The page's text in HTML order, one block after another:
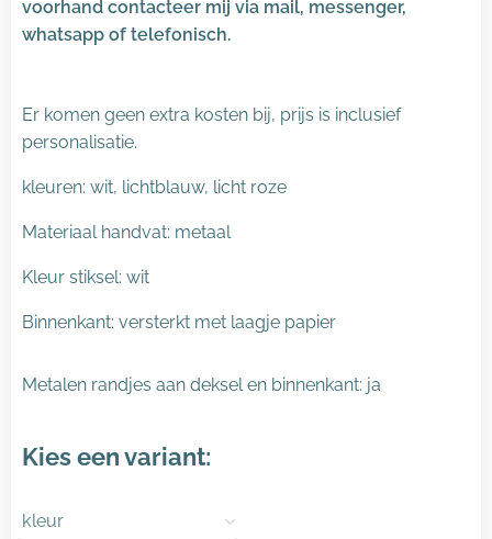
voorhand contacteer mij via mail, messenger,
whatsapp of telefonisch.
Er komen geen extra kosten bij, prijs is inclusief
personalisatie.
kleuren: wit, lichtblauw, licht roze
Materiaal handvat: metaal
Kleur stiksel: wit
Binnenkant: versterkt met laagje papier
Metalen randjes aan deksel en binnenkant: ja
Kies een variant:
kleur